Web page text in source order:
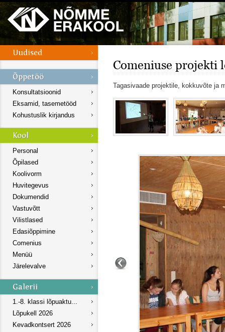
Konsultatsioonid
Eksamid, tasemetööd
Kohustuslik kirjandus
Personal
Õpilased
Koolivorm
Huvitegevus
Dokumendid
Vastuvõtt
Vilistlased
Edasiõppimine
Comenius
Menüü
Järelevalve
1.-8. klassi lõpuaktu...
Lõpukell 2026
Kevadkontsert 2026
Comeniuse projekti
Tagasivaade projektile, kokkuvõte ja